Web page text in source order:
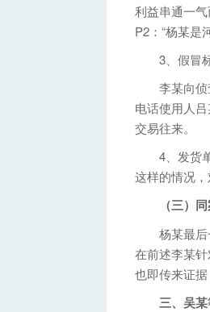
利益串通一气
P2：“杨某是
3、假冒标
李某向侦查
电话使用人
交易往来。
4、发货单
这样的情况，
（三）同
杨某最后一
在前述李某
也即传来证据
三、吴某